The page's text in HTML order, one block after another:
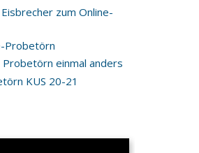
zum Online-
Probetörn
Probetörn einmal anders
KUS 20-21